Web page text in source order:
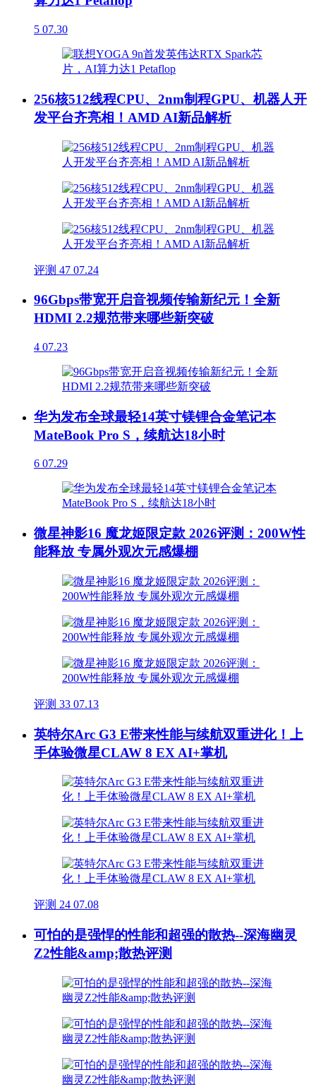
5 07.30
256核512线程CPU、2nm制程GPU、机器人开
发平台齐亮相！AMD AI新品解析
评测 47 07.24
96Gbps带宽开启音视频传输新纪元！全新
HDMI 2.2规范带来哪些新突破
4 07.23
华为发布全球最轻14英寸镁锂合金笔记本
MateBook Pro S，续航达18小时
6 07.29
微星神影16 魔龙姬限定款 2026评测：200W性
能释放 专属外观次元感爆棚
评测 33 07.13
英特尔Arc G3 E带来性能与续航双重进化！上
手体验微星CLAW 8 EX AI+掌机
评测 24 07.08
可怕的是强悍的性能和超强的散热--深海幽灵
Z2性能&amp;散热评测